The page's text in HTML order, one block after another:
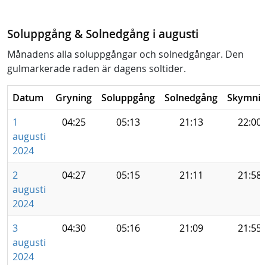
Soluppgång & Solnedgång i augusti
Månadens alla soluppgångar och solnedgångar. Den
gulmarkerade raden är dagens soltider.
Datum Gryning Soluppgång Solnedgång
1
augusti
2024
04:25 05:13 21:13 22:00
2
augusti
2024
04:27 05:15 21:11 21:58
3
augusti
2024
04:30 05:16 21:09 21:55